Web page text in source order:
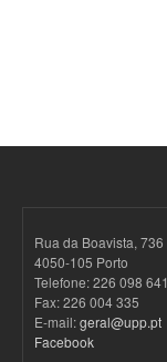
Rua da Boavista, 736
4050-105 Porto
Telefone: 226 098 641
Fax: 226 004 335
E-mail:geral@upp.pt
Facebook